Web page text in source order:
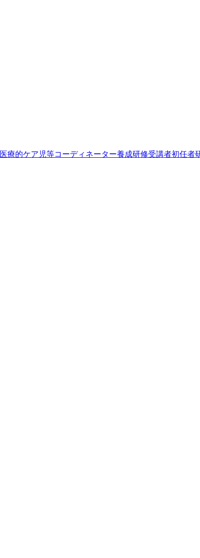
医療的ケア児等コーディネーター養成研修受講者初任者